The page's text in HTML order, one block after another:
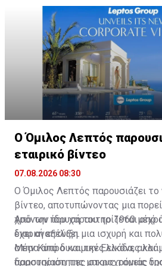
Ο Όμιλος Λεπτός
εταιρικό βίντεο
07.08.2026 08:30
Ο Όμιλος Λεπτός παρουσιάζει το
βίντεο, αποτυπώνοντας μια
χρόνων που χαρακτηρίζεται από
διαρκή εξέλιξη.
Από την ίδρυσή του το 1960
έχει αναπτύξει μια ισχυρή και
στην Κύπρο και την Ελλάδα, αλλά
δραστηριότητες στους τομείς
Μέσα από δυναμικές εικόνες και
παρουσίαση της μακροχρόνιας